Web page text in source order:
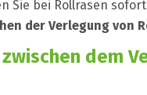
Sie bei Rollrasen
der Verlegung von
dem